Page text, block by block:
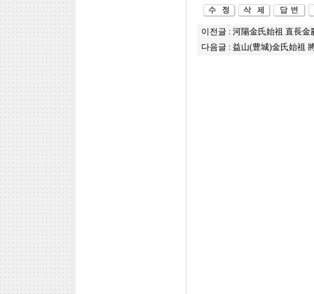
이전글 : 河陽金氏始祖 直長金
다음글 : 益山(豊城)金氏始祖